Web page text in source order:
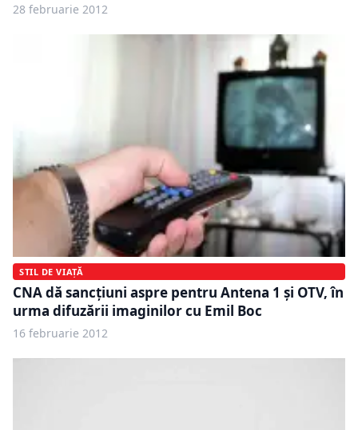
28 februarie 2012
STIL DE VIAȚĂ
CNA dă sancţiuni aspre pentru Antena 1 şi OTV, în
urma difuzării imaginilor cu Emil Boc
16 februarie 2012